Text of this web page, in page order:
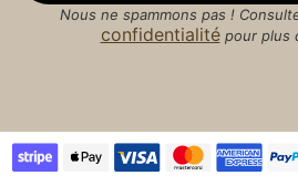
Nous ne spammons pas !
confidentialitépour plus